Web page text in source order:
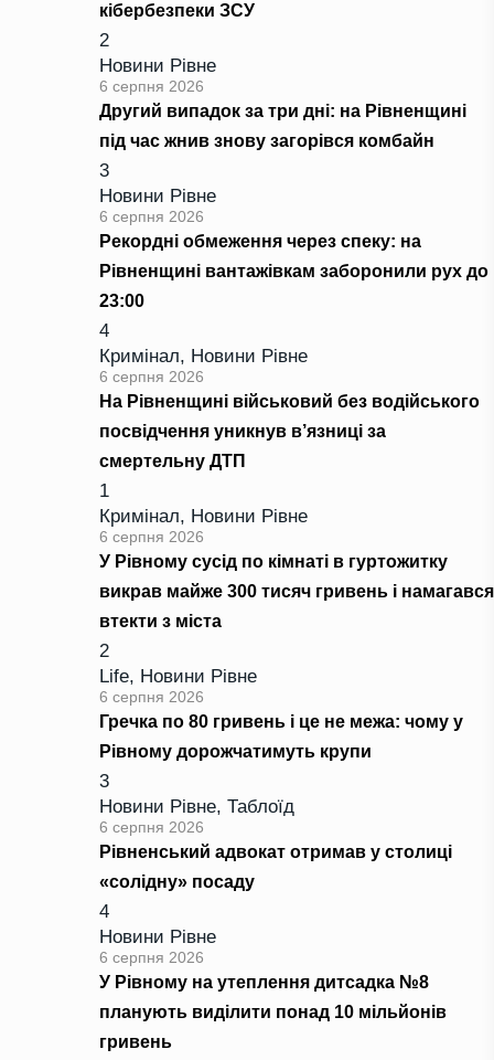
кібербезпеки ЗСУ
2
Новини Рівне
6 серпня 2026
Другий випадок за три дні: на Рівненщині
під час жнив знову загорівся комбайн
3
Новини Рівне
6 серпня 2026
Рекордні обмеження через спеку: на
Рівненщині вантажівкам заборонили рух до
23:00
4
Кримінал, Новини Рівне
6 серпня 2026
На Рівненщині військовий без водійського
посвідчення уникнув в’язниці за
смертельну ДТП
1
Кримінал, Новини Рівне
6 серпня 2026
У Рівному сусід по кімнаті в гуртожитку
викрав майже 300 тисяч гривень і намагався
втекти з міста
2
Life, Новини Рівне
6 серпня 2026
Гречка по 80 гривень і це не межа: чому у
Рівному дорожчатимуть крупи
3
Новини Рівне, Таблоїд
6 серпня 2026
Рівненський адвокат отримав у столиці
«солідну» посаду
4
Новини Рівне
6 серпня 2026
У Рівному на утеплення дитсадка №8
планують виділити понад 10 мільйонів
гривень